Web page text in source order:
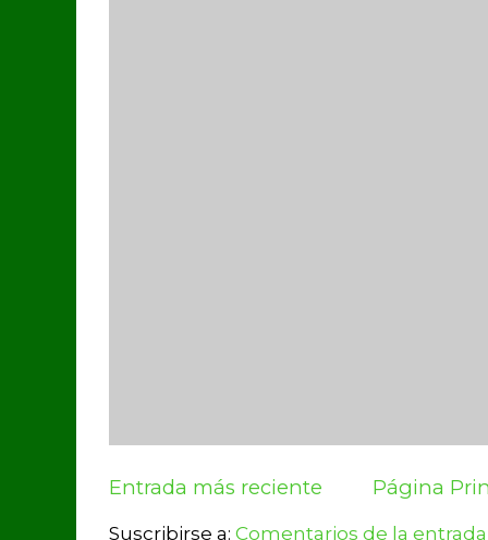
Entrada más reciente Página
Suscribirse a: Comentarios de la